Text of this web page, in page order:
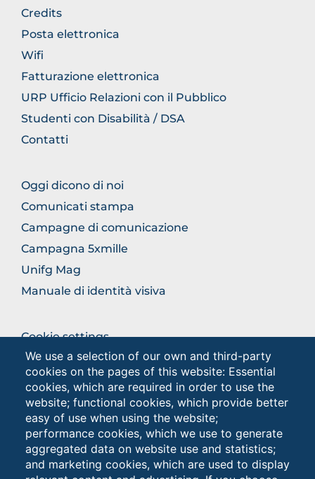
We use a selection of our own and third-party
cookies on the pages of this website: Essential
cookies, which are required in order to use the
website; functional cookies, which provide better
easy of use when using the website;
performance cookies, which we use to generate
aggregated data on website use and statistics;
and marketing cookies, which are used to display
BROWSE
THE
SECTION
Credits
Posta elettronica
Wifi
Fatturazione elettronica
URP Ufficio Relazioni con il Pubblico
Studenti con Disabilità / DSA
Contatti
BROWSE
THE
SECTION
Oggi dicono di noi
Comunicati stampa
Campagne di comunicazione
Campagna 5xmille
Unifg Mag
Manuale di identità visiva
BROWSE
THE
SECTION
Cookie settings
Privacy
Privacy - Studenti
Browse
the
section